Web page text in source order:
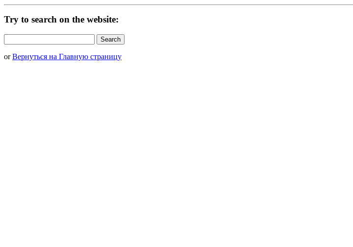
Try to search on the website:
orВернуться на Главную страницу